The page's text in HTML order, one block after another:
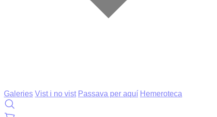
Galeries Vist i no vist Passava per aquí Hemeroteca